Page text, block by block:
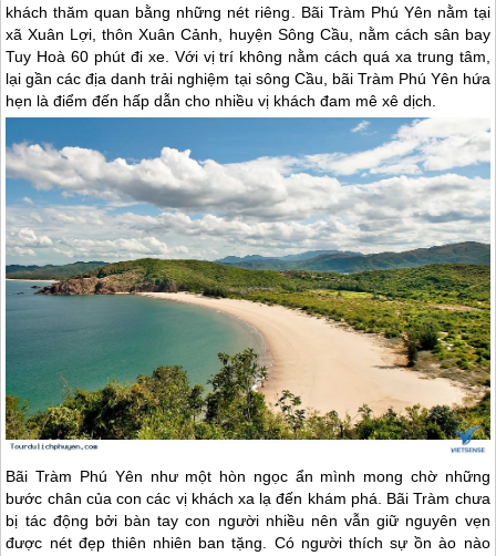
khách thăm quan bằng những nét riêng. Bãi Tràm Phú Yên nằm tại
xã Xuân Lợi, thôn Xuân Cảnh, huyện Sông Cầu, nằm cách sân bay
Tuy Hoà 60 phút đi xe. Với vị trí không nằm cách quá xa trung tâm,
lại gần các địa danh trải nghiệm tại sông Cầu, bãi Tràm Phú Yên hứa
hẹn là điểm đến hấp dẫn cho nhiều vị khách đam mê xê dịch.
Bãi Tràm Phú Yên như một hòn ngọc ẩn mình mong chờ những
bước chân của con các vị khách xa lạ đến khám phá. Bãi Tràm chưa
bị tác động bởi bàn tay con người nhiều nên vẫn giữ nguyên vẹn
được nét đẹp thiên nhiên ban tặng. Có người thích sự ồn ào nào